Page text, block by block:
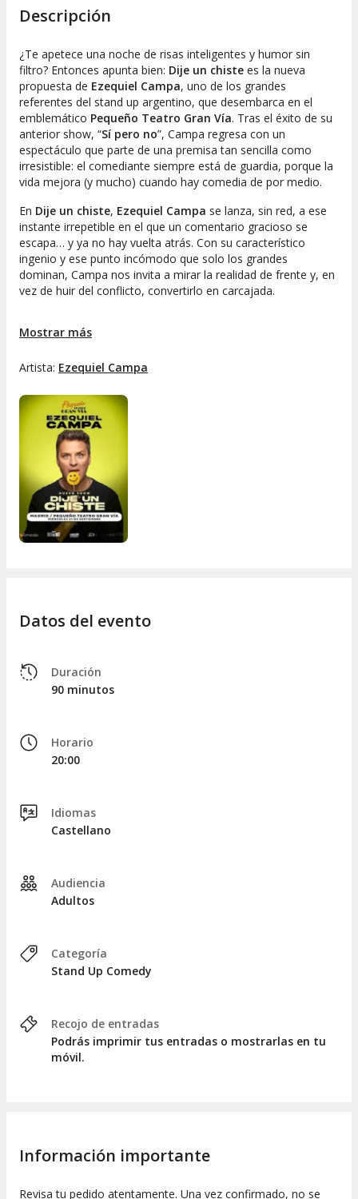
Descripción
¿Te apetece una noche de risas inteligentes y humor sin
filtro? Entonces apunta bien: Dije un chiste es la nueva
propuesta de Ezequiel Campa, uno de los grandes
referentes del stand up argentino, que desembarca en el
emblemático Pequeño Teatro Gran Vía. Tras el éxito de su
anterior show, “Sí pero no”, Campa regresa con un
espectáculo que parte de una premisa tan sencilla como
irresistible: el comediante siempre está de guardia, porque la
vida mejora (y mucho) cuando hay comedia de por medio.
En Dije un chiste, Ezequiel Campa se lanza, sin red, a ese
instante irrepetible en el que un comentario gracioso se
escapa… y ya no hay vuelta atrás. Con su característico
ingenio y ese punto incómodo que solo los grandes
dominan, Campa nos invita a mirar la realidad de frente y, en
vez de huir del conflicto, convertirlo en carcajada.
Estrella de Mar al Mejor Show de Stand Up en 2021 y 2025,
Central y un currículum que incluye festivales internacionales
presentación, la diversión está más que asegurada.
No te pierdasDije un chiste
, la cita perfecta para quienes buscan ocio en Madrid al
mejor precio y con el mejor humor. Ven a descubrir por qué,
cuandoEzequiel Campa
se convierte en motivo para reír. ¡Haz que tu próxima noche
sea inolvidable y reserva ya tu entrada!
Mostrar más
Artista: Ezequiel Campa
Datos del evento
Duración
90 minutos
Horario
20:00
Idiomas
Castellano
Audiencia
Adultos
Categoría
Stand Up Comedy
Recojo de entradas
Podrás imprimir tus entradas o mostrarlas en tu
móvil.
Información importante
Revisa tu pedido atentamente. Una vez confirmado, no se